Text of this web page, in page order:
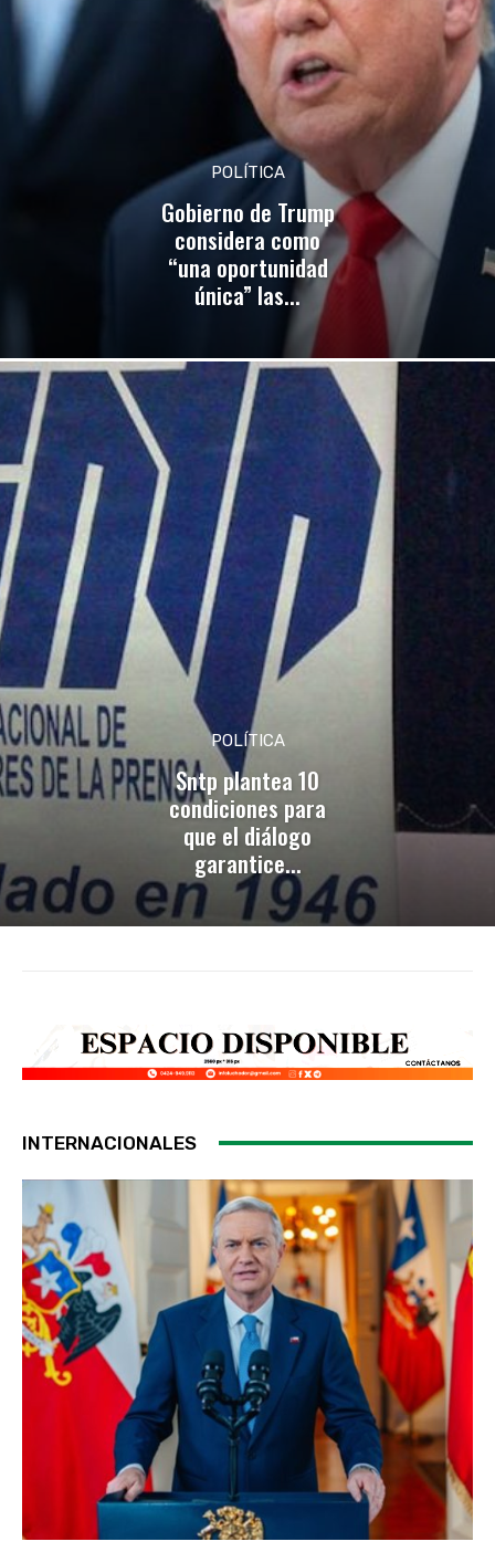
POLÍTICA
Gobierno de Trump
considera como
“una oportunidad
única” las...
POLÍTICA
Sntp plantea 10
condiciones para
que el diálogo
garantice...
INTERNACIONALES